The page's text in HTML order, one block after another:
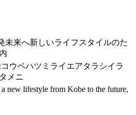
未来へ新しいライフスタイルのた
ウベハツミライエアタラシイラ
メニ
new lifestyle from Kobe to the future,